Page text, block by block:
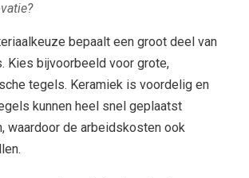
bepaalt een groot deel van
Kies bijvoorbeeld voor grote,
tegels. Keramiek is voordelig en
kunnen heel snel geplaatst
waardoor de arbeidskosten ook